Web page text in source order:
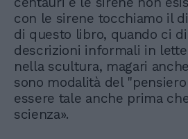
con le sirene tocchiamo il
di questo libro, quando ci
descrizioni informali in
nella scultura, magari
sono modalità del
essere tale anche prima
scienza».